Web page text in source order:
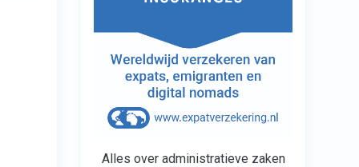
Alles over administratieve zaken